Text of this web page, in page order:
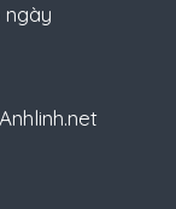
ngày